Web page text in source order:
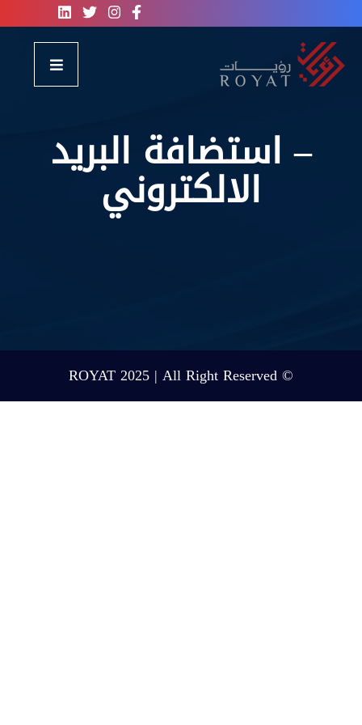
– استضافة البريد
الالكتروني
© ROYAT 2025 | All Right Reserved